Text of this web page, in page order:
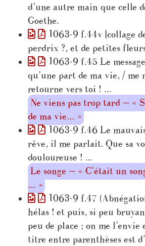
d’une autre main que celle
Goethe.
1063-9 f.44v [collage
perdrix ?, et de petites
1063-9 f.45 Le
qu’une part de ma vie, / me
retourne vers toi ! …
Ne viens pas trop tard — «
de ma vie… »
1063-9 f.46 Le
rêve, il me parlait. Que sa
douloureuse ! …
Le songe — « C’était un
… »
1063-9 f.47
hélas ! et puis, si peu
peu de place ; on me l’envie
titre entre parenthèses est